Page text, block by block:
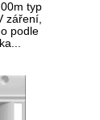
typ
záření,
podle